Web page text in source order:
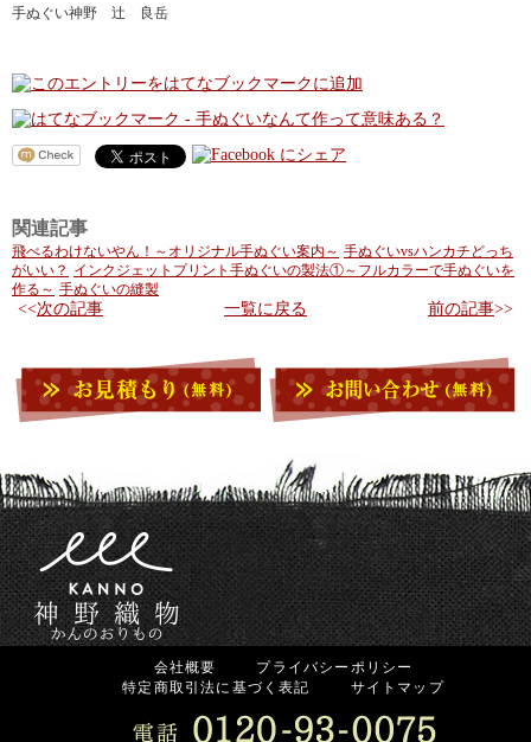
手ぬぐい神野 辻 良岳
関連記事
飛べるわけないやん！～オリジナル手ぬぐい案内～ 手ぬぐいvsハンカチどっち
がいい？ インクジェットプリント手ぬぐいの製法①～フルカラーで手ぬぐいを
作る～ 手ぬぐいの縫製
次の記事 一覧に戻る 前の記事
会社概要
プライバシーポリシー
特定商取引法に基づく表記
サイトマップ